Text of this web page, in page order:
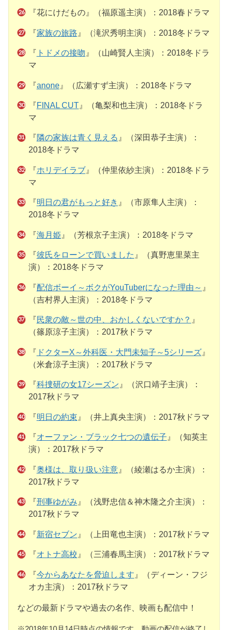
『花にけだもの』（福原遥主演）：2018春ドラマ
『家族の旅路 』（滝沢秀明主演）：2018冬ドラマ
『 トドメの接吻 』（山崎賢人主演）：2018冬ドラ
マ
『anone』（広瀬すず主演）：2018冬ドラマ
『FINAL CUT』（亀梨和也主演）：2018冬ドラ
マ
『 隣の家族は青く見える 』（深田恭子主演）：
2018冬ドラマ
『ホリデイラブ』（仲里依紗主演）：2018冬ドラ
マ
『明日の君がもっと好き 』（市原隼人主演）：
2018冬ドラマ
『海月姫 』（芳根京子主演）：2018冬ドラマ
『彼氏をローンで買いました 』（真野恵里菜主
演）：2018冬ドラマ
『配信ボーイ～ボクがYouTuberになった理由～ 』
（吉村界人主演）：2018冬ドラマ
『民衆の敵～世の中、おかしくないですか？ 』
（篠原涼子主演）：2017秋ドラマ
『 ドクターX～外科医・大門未知子～5シリーズ』
（米倉涼子主演）：2017秋ドラマ
『科捜研の女17シーズン 』（沢口靖子主演）：
2017秋ドラマ
『明日の約束 』（井上真央主演）：2017秋ドラマ
『オーファン・ブラック七つの遺伝子 』（知英主
演）：2017秋ドラマ
『奥様は、取り扱い注意』（綾瀬はるか主演）：
2017秋ドラマ
『刑事ゆがみ 』（浅野忠信＆神木隆之介主演）：
2017秋ドラマ
『新宿セブン 』（上田竜也主演）：2017秋ドラマ
『オトナ高校 』（三浦春馬主演）：2017秋ドラマ
『今からあなたを脅迫します 』（ディーン・フジ
オカ主演）：2017秋ドラマ
などの最新ドラマや過去の名作、映画も配信中！